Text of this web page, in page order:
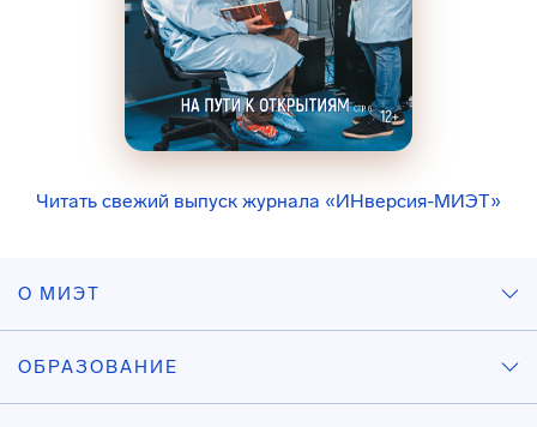
Читать свежий выпуск журнала «ИНверсия-МИЭТ»
О МИЭТ
ОБРАЗОВАНИЕ